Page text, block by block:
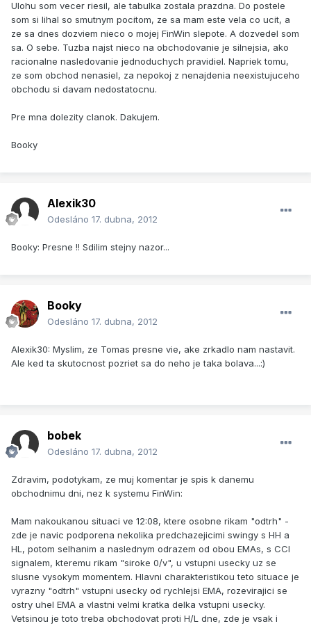
Ulohu som vecer riesil, ale tabulka zostala prazdna. Do postele
som si lihal so smutnym pocitom, ze sa mam este vela co ucit, a
ze sa dnes dozviem nieco o mojej FinWin slepote. A dozvedel som
sa. O sebe. Tuzba najst nieco na obchodovanie je silnejsia, ako
racionalne nasledovanie jednoduchych pravidiel. Napriek tomu,
ze som obchod nenasiel, za nepokoj z nenajdenia neexistujuceho
obchodu si davam nedostatocnu.
Pre mna dolezity clanok. Dakujem.
Booky
Alexik30
Odesláno 17. dubna, 2012
Booky: Presne !! Sdilim stejny nazor...
Booky
Odesláno 17. dubna, 2012
Alexik30: Myslim, ze Tomas presne vie, ake zrkadlo nam nastavit.
Ale ked ta skutocnost pozriet sa do neho je taka bolava...:)
bobek
Odesláno 17. dubna, 2012
Zdravim, podotykam, ze muj komentar je spis k danemu
obchodnimu dni, nez k systemu FinWin:
Mam nakoukanou situaci ve 12:08, ktere osobne rikam "odtrh" -
zde je navic podporena nekolika predchazejicimi swingy s HH a
HL, potom selhanim a naslednym odrazem od obou EMAs, s CCI
signalem, kteremu rikam "siroke 0/v", u vstupni usecky uz se
slusne vysokym momentem. Hlavni charakteristikou teto situace je
vyrazny "odtrh" vstupni usecky od rychlejsi EMA, rozevirajici se
ostry uhel EMA a vlastni velmi kratka delka vstupni usecky.
Vetsinou je toto treba obchodovat proti H/L dne, zde je vsak i